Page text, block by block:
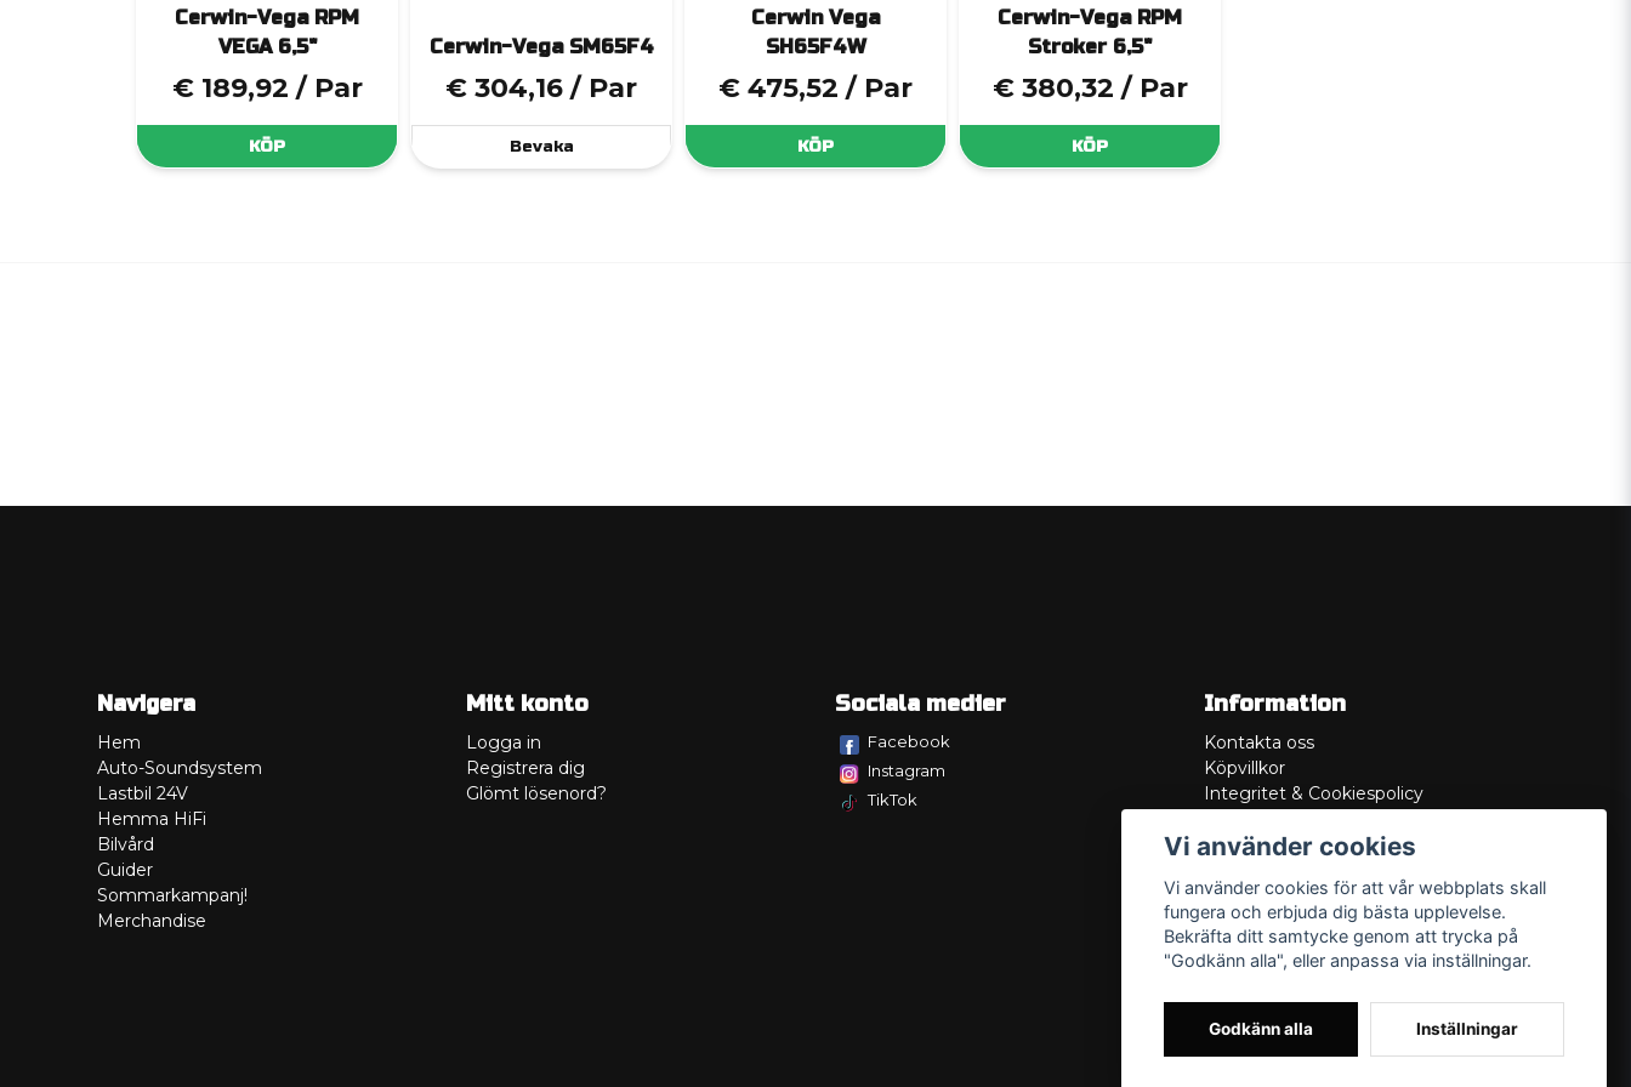
Cerwin-Vega RPM
VEGA 6,5"
€ 189,92 / Par
KÖP
Cerwin-Vega SM65F4
€ 304,16 / Par
Bevaka
Cerwin Vega
SH65F4W
€ 475,52 / Par
KÖP
Cerwin-Vega RPM
Stroker 6,5"
€ 380,32 / Par
KÖP
Navigera
Hem
Auto-Soundsystem
Lastbil 24V
Hemma HiFi
Bilvård
Guider
Sommarkampanj!
Merchandise
Mitt konto
Logga in
Registrera dig
Glömt lösenord?
Sociala medier
Facebook
Instagram
TikTok
Information
Kontakta oss
Köpvillkor
Integritet & Cookiespolicy
Service/Garanti
Lådritning
Om oss
Vi använder cookies
Vi använder cookies för att vår webbplats skall
fungera och erbjuda dig bästa upplevelse.
Bekräfta ditt samtycke genom att trycka på
"Godkänn alla", eller anpassa via inställningar.
Godkänn alla Inställningar